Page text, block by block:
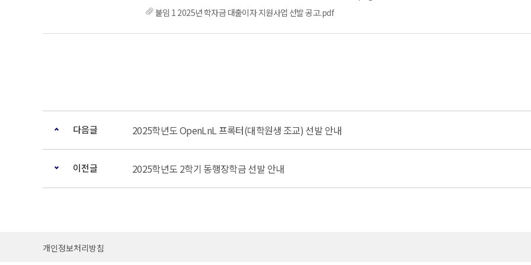
붙임 1 2025년 학자금 대출이자 지원사업 선발 공고.pdf
다음글 2025학년도 OpenLnL 프록터(대학원생 조교) 선발 안내
이전글 2025학년도 2학기 동행장학금 선발 안내
개인정보처리방침